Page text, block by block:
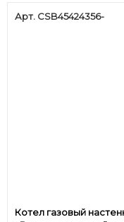
Арт. CSB45424356-
Котел газовый